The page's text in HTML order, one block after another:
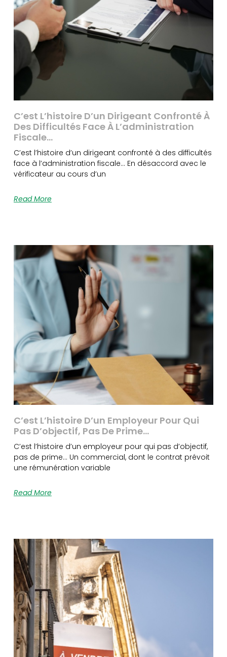
C’est L’histoire D’un Dirigeant Confronté À
Des Difficultés Face À L’administration
Fiscale…
C’est l’histoire d’un dirigeant confronté à des difficultés
face à l’administration fiscale… En désaccord avec le
vérificateur au cours d’un
Read More
C’est L’histoire D’un Employeur Pour Qui
Pas D’objectif, Pas De Prime…
C’est l’histoire d’un employeur pour qui pas d’objectif,
pas de prime… Un commercial, dont le contrat prévoit
une rémunération variable
Read More